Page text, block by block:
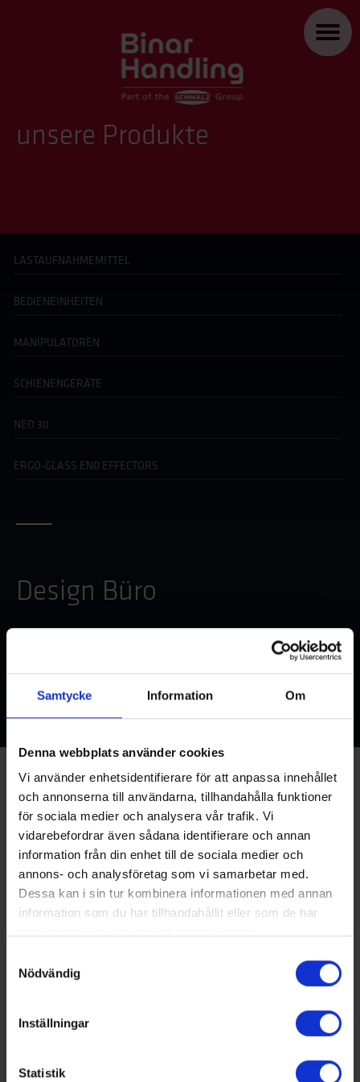
Samtycke Information Om
Denna webbplats använder cookies
Vi använder enhetsidentifierare för att anpassa innehållet
och annonserna till användarna, tillhandahålla funktioner
för sociala medier och analysera vår trafik. Vi
vidarebefordrar även sådana identifierare och annan
information från din enhet till de sociala medier och
annons- och analysföretag som vi samarbetar med.
Dessa kan i sin tur kombinera informationen med annan
information som du har tillhandahållit eller som de har
Nödvändig
Inställningar
Statistik
unsere Produkte
LASTAUFNAHMEMITTEL
BEDIENEINHEITEN
MANIPULATOREN
SCHIENENGERÄTE
NEO 30
ERGO-GLASS END EFFECTORS
Design Büro
BINAR HANDLING GMBH
DEUTSCHLAND